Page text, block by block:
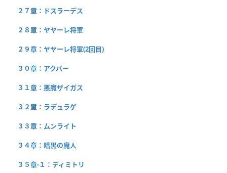
２７章：ドスラーデス
２８章：ヤヤーレ将軍
２９章：ヤヤーレ将軍(2回目)
３０章：アクバー
３１章：悪魔ザイガス
３２章：ラデュラゲ
３３章：ムンライト
３４章：暗黒の魔人
３５章-１：ディミトリ